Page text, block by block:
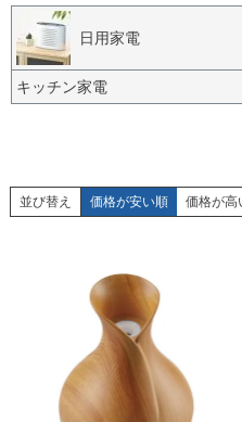
日用家電
キッチン家電
並び替え 価格が安い順 価格が高